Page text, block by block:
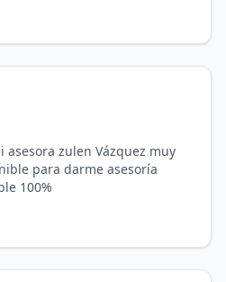
asesora zulen Vázquez muy
para darme asesoría
100%